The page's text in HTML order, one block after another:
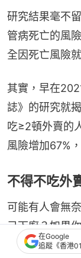
研究結果毫不
管病死亡的風
全因死亡風
其實，早在
誌》的研究就
吃≥2頓外賣的
風險增加67%
不得不吃外
可能有人會無
己下廚？如果
其實不必太過
在Google
追蹤《香港01